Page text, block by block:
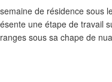
de résidence sous
une étape de travail
sous sa chape de